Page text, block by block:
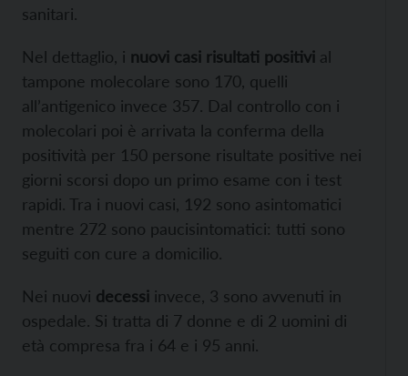
sanitari.
Nel dettaglio, i nuovi casi risultati positivi al
tampone molecolare sono 170, quelli
all’antigenico invece 357. Dal controllo con i
molecolari poi è arrivata la conferma della
positività per 150 persone risultate positive nei
giorni scorsi dopo un primo esame con i test
rapidi. Tra i nuovi casi, 192 sono asintomatici
mentre 272 sono paucisintomatici: tutti sono
seguiti con cure a domicilio.
Nei nuovi decessi invece, 3 sono avvenuti in
ospedale. Si tratta di 7 donne e di 2 uomini di
età compresa fra i 64 e i 95 anni.